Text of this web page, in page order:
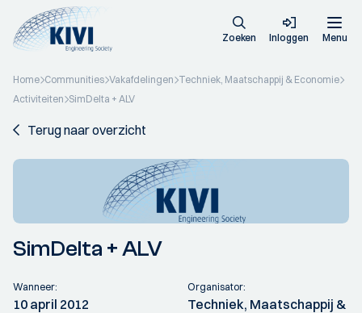
Zoeken Inloggen Menu
Home Communities Vakafdelingen Techniek, Maatschappij & Economie
Activiteiten SimDelta + ALV
Terug naar overzicht
SimDelta + ALV
Wanneer:
10 april 2012
Organisator:
Techniek, Maatschappij &